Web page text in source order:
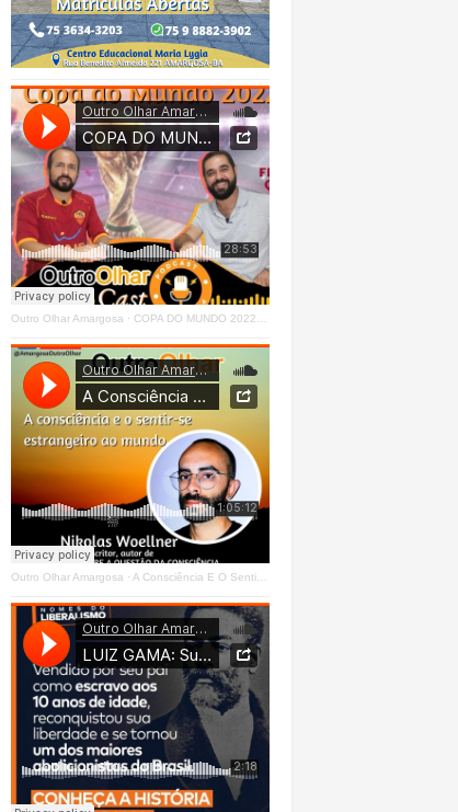
Outro Olhar Amargosa · COPA DO MUNDO 2022 - OUTRO OLHAR CAST #O1 Right
Outro Olhar Amargosa · A Consciência E O Sentir - Se Estrangeiro Ao Mundo